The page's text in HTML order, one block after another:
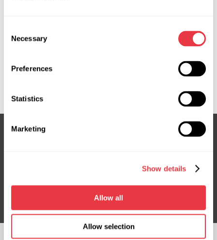
Selection
Necessary
Preferences
Statistics
Marketing
Show details
Allow all
Allow selection
563101J815, 563101J825, 563102S420, 563102W710,
56310A4005, 56310A4010, 56310A4015, 56310A4100,
56310A4110, 56310D9000, 56310D9100, 563453W220,
Nie przegap ekskluzywnych ofert i rabatów